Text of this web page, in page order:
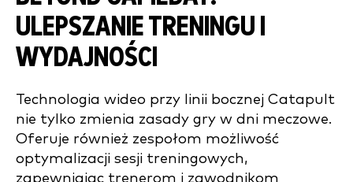
ULEPSZANIE TRENINGU I
WYDAJNOŚCI
Technologia wideo przy linii bocznej Catapult
nie tylko zmienia zasady gry w dni meczowe.
Oferuje również zespołom możliwość
optymalizacji sesji treningowych,
zapewniając trenerom i zawodnikom